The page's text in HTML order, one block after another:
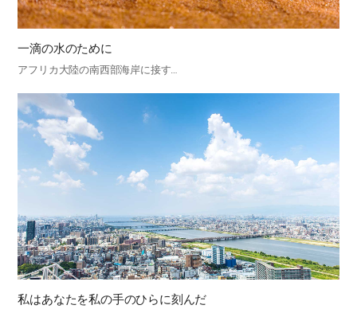
一滴の水のために
アフリカ大陸の南西部海岸に接す…
私はあなたを私の手のひらに刻んだ